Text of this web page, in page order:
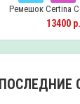
ПОСЛЕДНИЕ